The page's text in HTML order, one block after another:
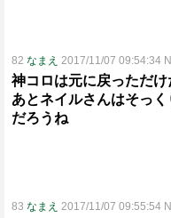
82 なまえ 2017/11/07 09:54:34
神コロは元に戻っただ
あとネイルさんはそっ
だろうね
83 なまえ 2017/11/07 09:55:54